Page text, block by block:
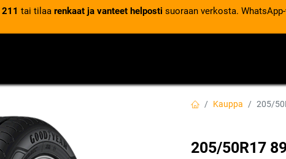
tai tilaa renkaat ja vanteet helposti suoraan verkosta.
Kauppa 205/
205/50R17